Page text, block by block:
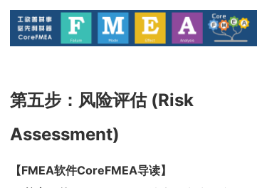
第五步：风险评估 (Risk
Assessment)
【FMEA软件CoreFMEA导读】